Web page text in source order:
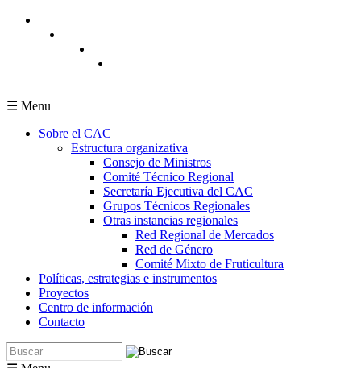
Pasar al contenido principal
☰ Menu
Sobre el CAC
Estructura organizativa
Consejo de Ministros
Comité Técnico Regional
Secretaría Ejecutiva del CAC
Grupos Técnicos Regionales
Otras instancias regionales
Red Regional de Mercados
Red de Género
Comité Mixto de Fruticultura
Políticas, estrategias e instrumentos
Proyectos
Centro de información
Contacto
Buscar